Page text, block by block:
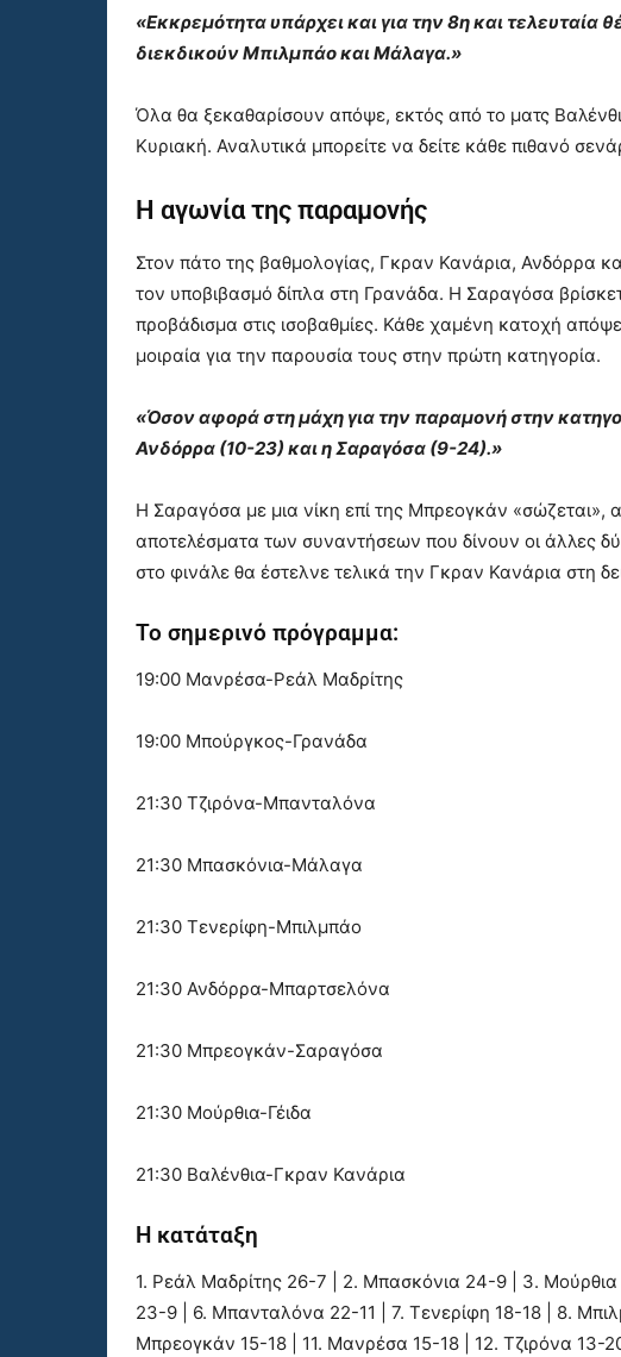
«Εκκρεμότητα υπάρχει και για την 8η και
διεκδικούν Μπιλμπάο και Μάλαγα.»
Όλα θα ξεκαθαρίσουν απόψε, εκτός από το ματς
Κυριακή. Αναλυτικά μπορείτε να δείτε κάθε πιθανό
Η αγωνία της παραμονής
Στον πάτο της βαθμολογίας, Γκραν Κανάρια, Ανδόρρα
τον υποβιβασμό δίπλα στη Γρανάδα. Η Σαραγόσα
προβάδισμα στις ισοβαθμίες. Κάθε χαμένη κατοχή
μοιραία για την παρουσία τους στην πρώτη κατηγορία.
«Όσον αφορά στη μάχη για την παραμονή στην
Ανδόρρα (10-23) και η Σαραγόσα (9-24).»
Η Σαραγόσα με μια νίκη επί της Μπρεογκάν «σώζεται»,
αποτελέσματα των συναντήσεων που δίνουν οι άλλες
στο φινάλε θα έστελνε τελικά την Γκραν Κανάρια στη
Το σημερινό πρόγραμμα:
19:00 Μανρέσα-Ρεάλ Μαδρίτης
19:00 Μπούργκος-Γρανάδα
21:30 Τζιρόνα-Μπανταλόνα
21:30 Μπασκόνια-Μάλαγα
21:30 Τενερίφη-Μπιλμπάο
21:30 Ανδόρρα-Μπαρτσελόνα
21:30 Μπρεογκάν-Σαραγόσα
21:30 Μούρθια-Γέιδα
21:30 Βαλένθια-Γκραν Κανάρια
Η κατάταξη
1. Ρεάλ Μαδρίτης 26-7 | 2. Μπασκόνια 24-9 | 3.
23-9 | 6. Μπανταλόνα 22-11 | 7. Τενερίφη 18-18 | 8.
Μπρεογκάν 15-18 | 11. Μανρέσα 15-18 | 12. Τζιρόνα 13-